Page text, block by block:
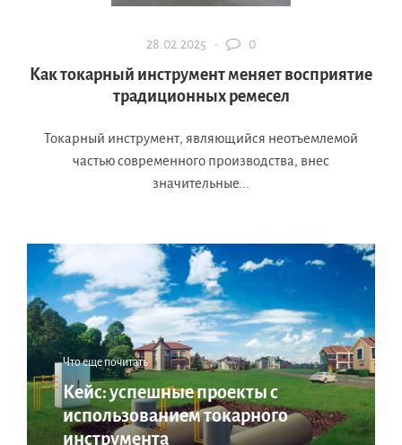
28.02.2025 · 0
Как токарный инструмент меняет восприятие
традиционных ремесел
Токарный инструмент, являющийся неотъемлемой
частью современного производства, внес
значительные...
Что еще почитать:
Кейс: успешные проекты с
использованием токарного
инструмента